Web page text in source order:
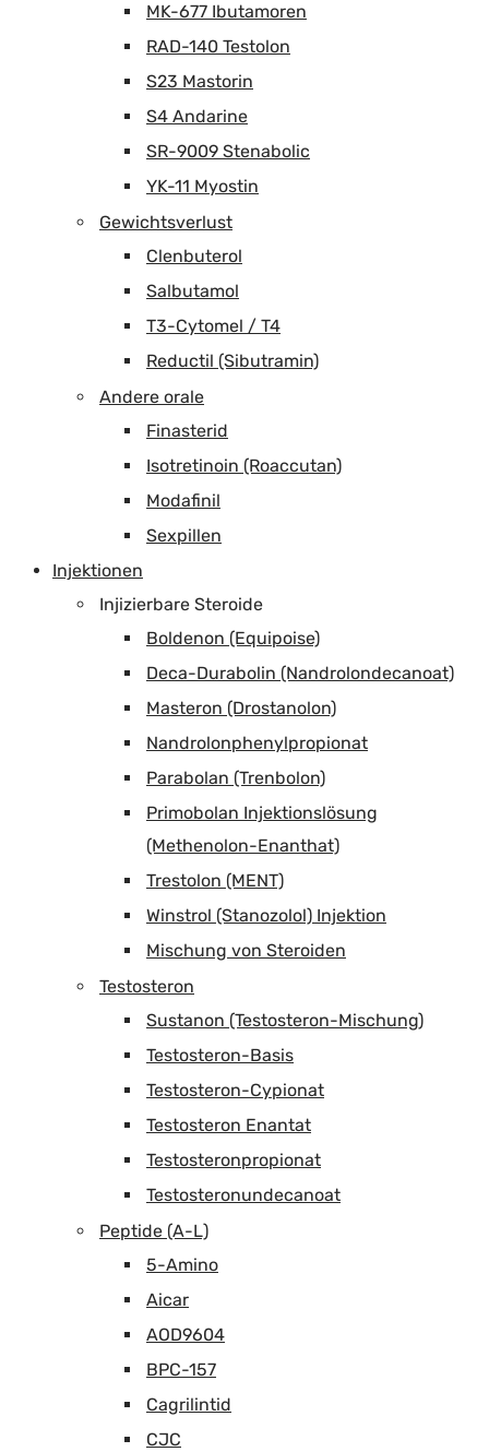
MK-677 Ibutamoren
RAD-140 Testolon
S23 Mastorin
S4 Andarine
SR-9009 Stenabolic
YK-11 Myostin
Gewichtsverlust
Clenbuterol
Salbutamol
T3-Cytomel / T4
Reductil (Sibutramin)
Andere orale
Finasterid
Isotretinoin (Roaccutan)
Modafinil
Sexpillen
Injektionen
Injizierbare Steroide
Boldenon (Equipoise)
Deca-Durabolin (Nandrolondecanoat)
Masteron (Drostanolon)
Nandrolonphenylpropionat
Parabolan (Trenbolon)
Primobolan Injektionslösung
(Methenolon-Enanthat)
Trestolon (MENT)
Winstrol (Stanozolol) Injektion
Mischung von Steroiden
Testosteron
Sustanon (Testosteron-Mischung)
Testosteron-Basis
Testosteron-Cypionat
Testosteron Enantat
Testosteronpropionat
Testosteronundecanoat
Peptide (A-L)
5-Amino
Aicar
AOD9604
BPC-157
Cagrilintid
CJC